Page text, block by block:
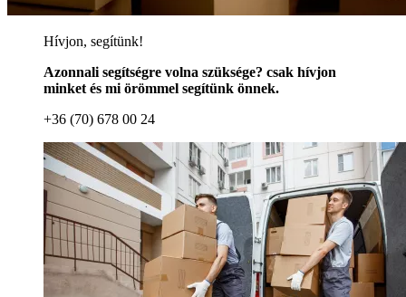
Hívjon, segítünk!
Azonnali segítségre volna szüksége? csak hívjon
minket és mi örömmel segítünk önnek.
+36 (70) 678 00 24